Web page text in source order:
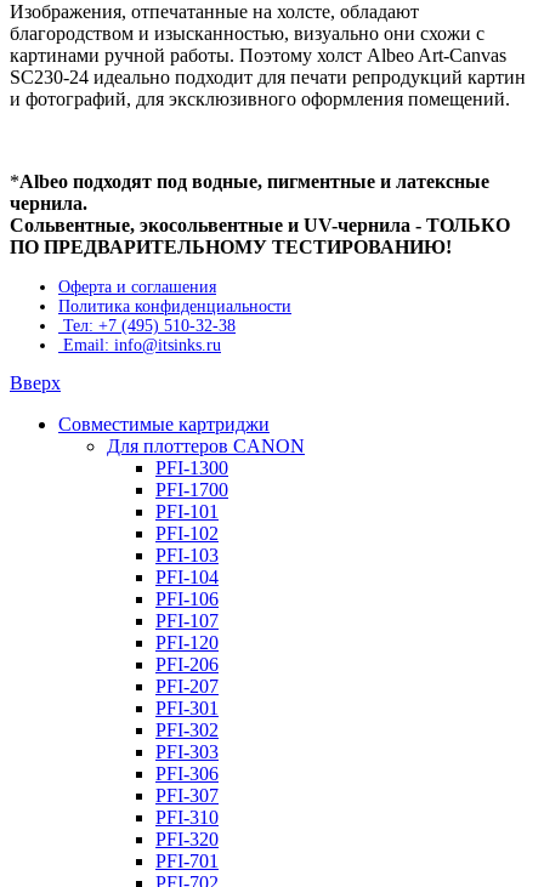
Изображения, отпечатанные на холсте, обладают
благородством и изысканностью, визуально они схожи с
картинами ручной работы. Поэтому холст Albeo Art-Canvas
SC230-24 идеально подходит для печати репродукций картин
и фотографий, для эксклюзивного оформления помещений.
*Albeo подходят под водные, пигментные и латексные
чернила.
Сольвентные, экосольвентные и UV-чернила - ТОЛЬКО
ПО ПРЕДВАРИТЕЛЬНОМУ ТЕСТИРОВАНИЮ!
Оферта и соглашения
Политика конфиденциальности
Тел: +7 (495) 510-32-38
Email: info@itsinks.ru
Вверх
Совместимые картриджи
Для плоттеров CANON
PFI-1300
PFI-1700
PFI-101
PFI-102
PFI-103
PFI-104
PFI-106
PFI-107
PFI-120
PFI-206
PFI-207
PFI-301
PFI-302
PFI-303
PFI-306
PFI-307
PFI-310
PFI-320
PFI-701
PFI-702